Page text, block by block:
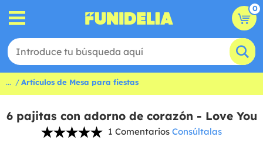
0
... Artículos de Mesa para fiestas
6 pajitas con adorno de corazón - Love You
1 Comentarios Consúltalas